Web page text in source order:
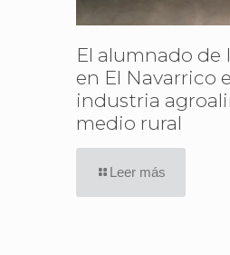
El alumnado de
en El Navarrico
industria
medio rural
Leer más